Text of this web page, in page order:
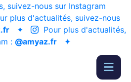
suivez-nous sur Instagram
plus d'actualités, suivez-nous
✦
Pour plus d'actualités,
: @amyaz.fr ✦